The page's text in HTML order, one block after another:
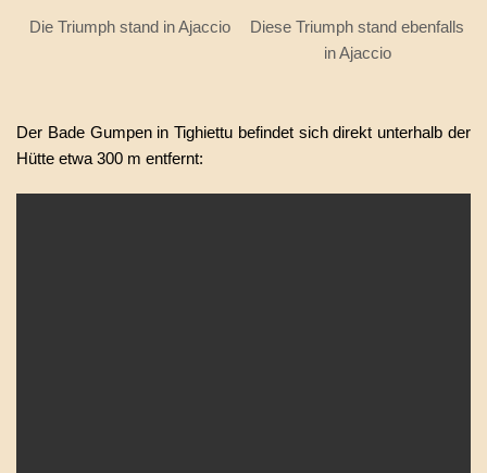
Die Triumph stand in Ajaccio
Diese Triumph stand ebenfalls
in Ajaccio
Der Bade Gumpen in Tighiettu befindet sich direkt unterhalb der
Hütte etwa 300 m entfernt: